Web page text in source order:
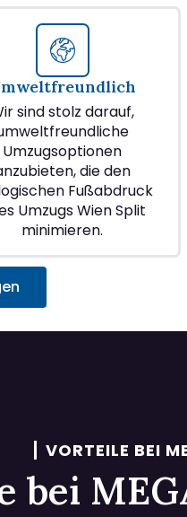
sind stolz darauf,
Umzugsoptionen
die den
Fußabdruck
Umzugs Wien Split
minimieren.
VORTEILE BEI
bei